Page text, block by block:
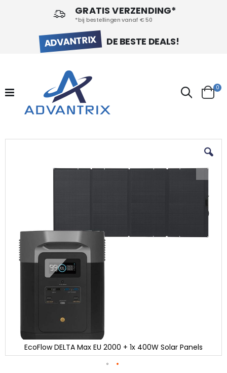
GRATIS VERZENDING*
*bij bestellingen vanaf € 50
ADVANTRIX DE BESTE DEALS!
Search
Cart
0
Ga
EcoFlow DELTA Max EU 2000 + 1x 400W Solar Panels